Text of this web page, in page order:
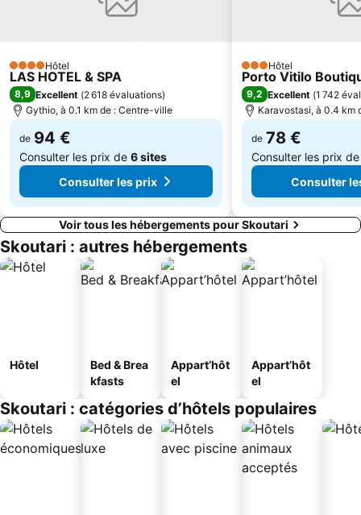
4 ÉtoilesHôtel
LAS HOTEL & SPA
8,9 Excellent (2 618 évaluations)
Gythio, à 0.1 km de : Centre-ville
de 94 €
Consulter les prix de 6 sites
Consulter les prix
3 Étoiles
Hôtel
Porto Vitilo
9,2 Excellent (1 742
Karavostasi, à 0.4 km
de 78 €
Consulter les prix
Consulter
Voir tous les hébergements pour Skoutari
Skoutari : autres hébergements
Hôtel
Bed & Brea
kfasts
Appart’hôt
el
Appart’hôt
el
Skoutari : catégories d’hôtels populaires